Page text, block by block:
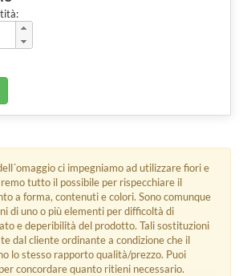
ci impegniamo ad utilizzare fiori e
tutto il possibile per rispecchiare il
a forma, contenuti e colori. Sono comunque
di uno o più elementi per difficoltà di
e deperibilità del prodotto. Tali sostituzioni
dal cliente ordinante a condizione che il
lo stesso rapporto qualità/prezzo. Puoi
concordare quanto ritieni necessario.